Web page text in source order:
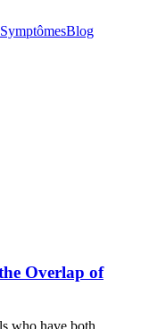
SymptômesBlog
Overlap of